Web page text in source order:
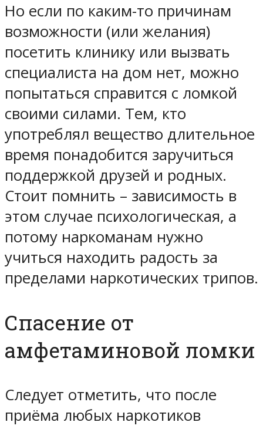
Но если по каким-то причинам
возможности (или желания)
посетить клинику или вызвать
специалиста на дом нет, можно
попытаться справится с ломкой
своими силами. Тем, кто
употреблял вещество длительное
время понадобится заручиться
поддержкой друзей и родных.
Стоит помнить – зависимость в
этом случае психологическая, а
потому наркоманам нужно
учиться находить радость за
пределами наркотических трипов.
Спасение от
амфетаминовой ломки
Следует отметить, что после
приёма любых наркотиков